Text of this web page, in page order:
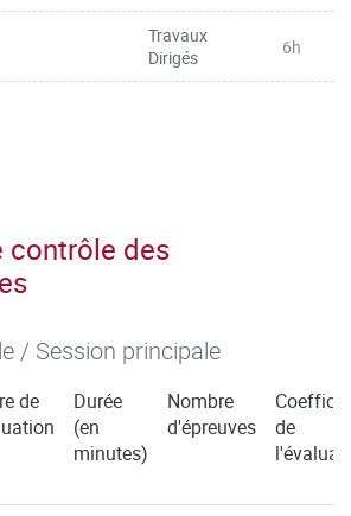
Travaux
Dirigés
6h
contrôle des
/ Session principale
de
Durée
(en
minutes)
Nombre
d'épreuves
de